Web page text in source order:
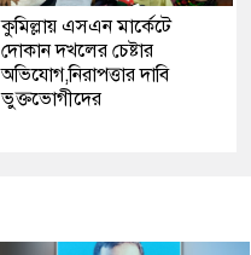
কুমিল্লায় এসএন মার্কেটে
দোকান দখলের চেষ্টার
অভিযোগ,নিরাপত্তার দাবি
ভুক্তভোগীদের